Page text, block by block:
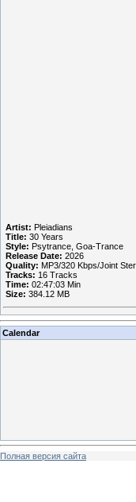
Artist: Pleiadians
Title: 30 Years
Style: Psytrance, Goa-Trance
Release Date: 2026
Quality: MP3/320 Kbps/Joint
Tracks: 16 Tracks
Time: 02:47:03 Min
Size: 384.12 MB
Calendar
Полная версия сайта